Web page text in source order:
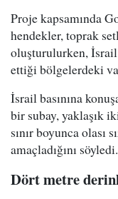
Proje kapsamında
hendekler, toprak
oluşturulurken, İsrail
ettiği bölgelerdeki
İsrail basınına
bir subay, yaklaşık
sınır boyunca
amaçladığını söyledi.
Dört metre